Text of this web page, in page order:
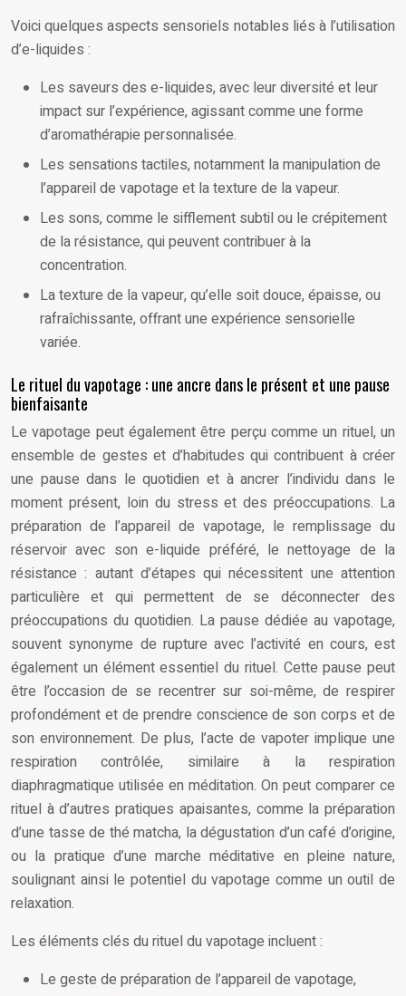
Voici quelques aspects sensoriels notables liés à l’utilisation
d’e-liquides :
Les saveurs des e-liquides, avec leur diversité et leur
impact sur l’expérience, agissant comme une forme
d’aromathérapie personnalisée.
Les sensations tactiles, notamment la manipulation de
l’appareil de vapotage et la texture de la vapeur.
Les sons, comme le sifflement subtil ou le crépitement
de la résistance, qui peuvent contribuer à la
concentration.
La texture de la vapeur, qu’elle soit douce, épaisse, ou
rafraîchissante, offrant une expérience sensorielle
variée.
Le rituel du vapotage : une ancre dans le présent et une pause
bienfaisante
Le vapotage peut également être perçu comme un rituel, un
ensemble de gestes et d’habitudes qui contribuent à créer
une pause dans le quotidien et à ancrer l’individu dans le
moment présent, loin du stress et des préoccupations. La
préparation de l’appareil de vapotage, le remplissage du
réservoir avec son e-liquide préféré, le nettoyage de la
résistance : autant d’étapes qui nécessitent une attention
particulière et qui permettent de se déconnecter des
préoccupations du quotidien. La pause dédiée au vapotage,
souvent synonyme de rupture avec l’activité en cours, est
également un élément essentiel du rituel. Cette pause peut
être l’occasion de se recentrer sur soi-même, de respirer
profondément et de prendre conscience de son corps et de
son environnement. De plus, l’acte de vapoter implique une
respiration contrôlée, similaire à la respiration
diaphragmatique utilisée en méditation. On peut comparer ce
rituel à d’autres pratiques apaisantes, comme la préparation
d’une tasse de thé matcha, la dégustation d’un café d’origine,
ou la pratique d’une marche méditative en pleine nature,
soulignant ainsi le potentiel du vapotage comme un outil de
relaxation.
Les éléments clés du rituel du vapotage incluent :
Le geste de préparation de l’appareil de vapotage,